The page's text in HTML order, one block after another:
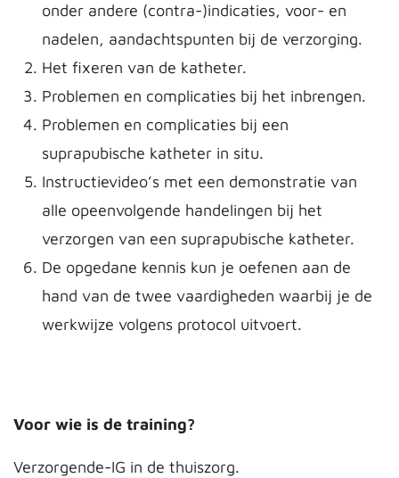
onder andere (contra-)indicaties, voor- en
nadelen, aandachtspunten bij de verzorging.
Het fixeren van de katheter.
Problemen en complicaties bij het inbrengen.
Problemen en complicaties bij een
suprapubische katheter in situ.
Instructievideo’s met een demonstratie van
alle opeenvolgende handelingen bij het
verzorgen van een suprapubische katheter.
De opgedane kennis kun je oefenen aan de
hand van de twee vaardigheden waarbij je de
werkwijze volgens protocol uitvoert.
Voor wie is de training?
Verzorgende-IG in de thuiszorg.